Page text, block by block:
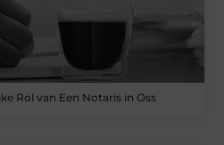
Rol van Een Notaris in Oss